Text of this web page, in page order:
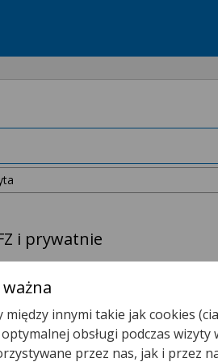
i prywatnie
Gabinet Pielęgniarki POZ
innymi takie jak cookies
obsługi podczas wizyty
przez nas, jak i przez